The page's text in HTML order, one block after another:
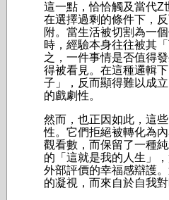
這一點，恰恰觸及當代Z
在選擇過剩的條件下，
附。當生活被切割為一
時，經驗本身往往被其
之，一件事情是否值得
得被看見。在這種邏輯
子」，反而顯得難以成
的戲劇性。
然而，也正因如此，這
性。它們拒絕被轉化為
觀看數，而保留了一種
的「這就是我的人生」
外部評價的幸福感辯護
的凝視，而來自於自我